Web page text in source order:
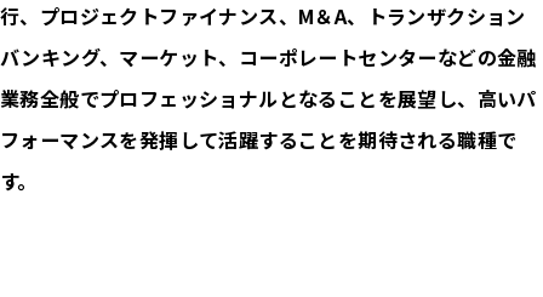
行、プロジェクトファイナンス、M＆A、トランザクション
バンキング、マーケット、コーポレートセンターなどの金融
業務全般でプロフェッショナルとなることを展望し、高いパ
フォーマンスを発揮して活躍することを期待される職種で
す。